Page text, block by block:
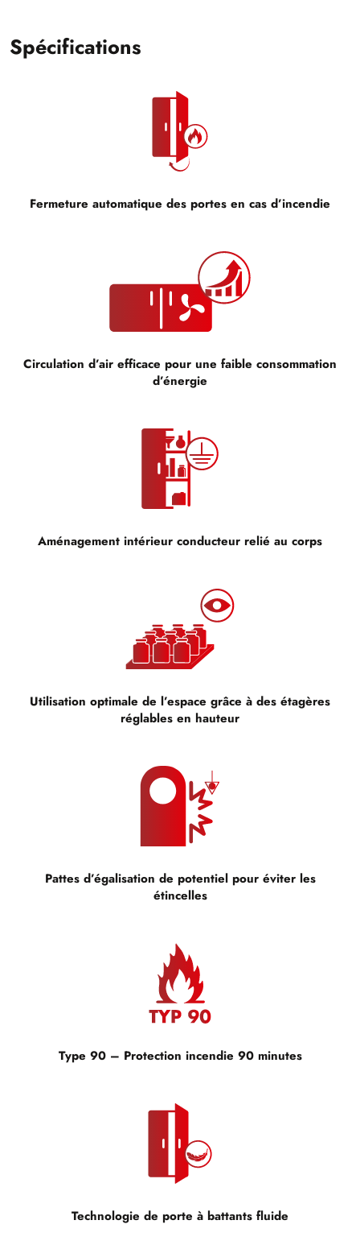
Spécifications
Fermeture automatique des portes en cas d’incendie
Circulation d’air efficace pour une faible consommation
d’énergie
Aménagement intérieur conducteur relié au corps
Utilisation optimale de l’espace grâce à des étagères
réglables en hauteur
Pattes d’égalisation de potentiel pour éviter les
étincelles
Type 90 – Protection incendie 90 minutes
Technologie de porte à battants fluide